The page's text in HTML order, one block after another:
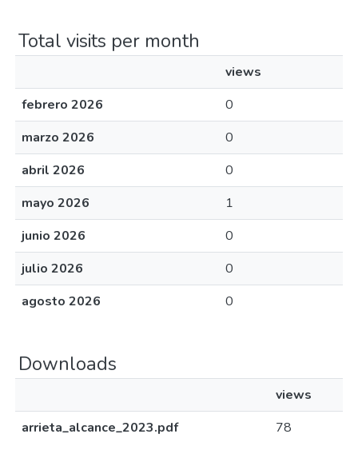
Total visits per month
views
febrero 2026
0
marzo 2026
0
abril 2026
0
mayo 2026
1
junio 2026
0
julio 2026
0
agosto 2026
0
Downloads
views
arrieta_alcance_2023.pdf
78